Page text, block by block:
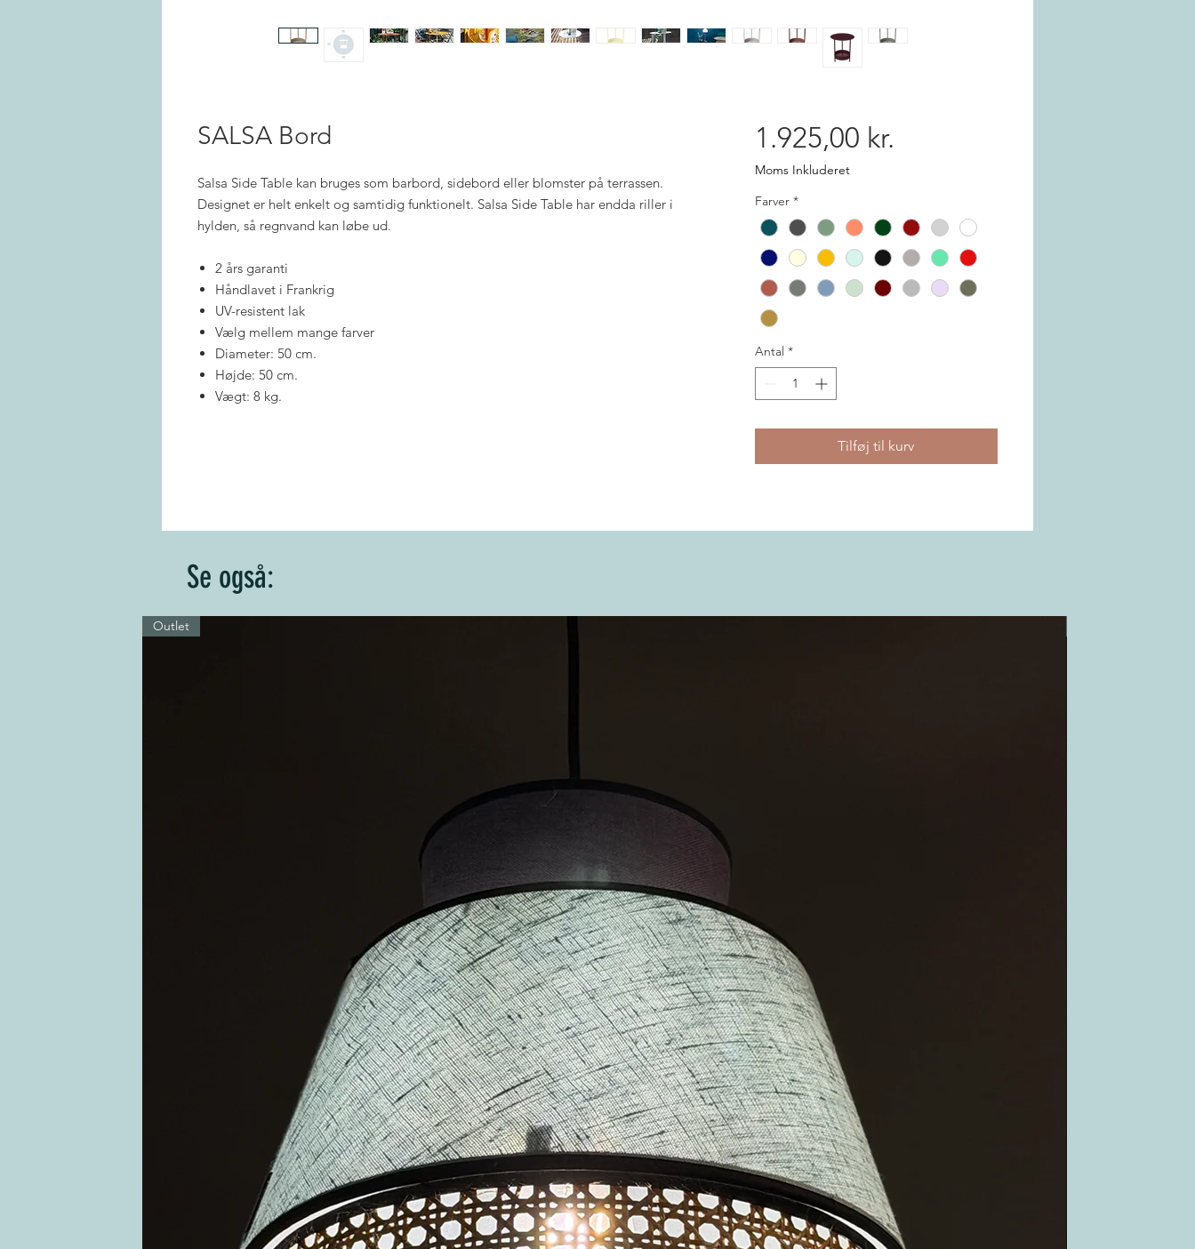
SALSA Bord
Salsa Side Table kan bruges som barbord, sidebord eller blomster på terrassen.
Designet er helt enkelt og samtidig funktionelt. Salsa Side Table har endda riller i
hylden, så regnvand kan løbe ud.
2 års garanti
Håndlavet i Frankrig
UV-resistent lak
Vælg mellem mange farver
Diameter: 50 cm.
Højde: 50 cm.
Vægt: 8 kg.
1.925,00 kr.
Moms Inkluderet
Farver *
Antal *
Tilføj til kurv
Se også:
Outlet